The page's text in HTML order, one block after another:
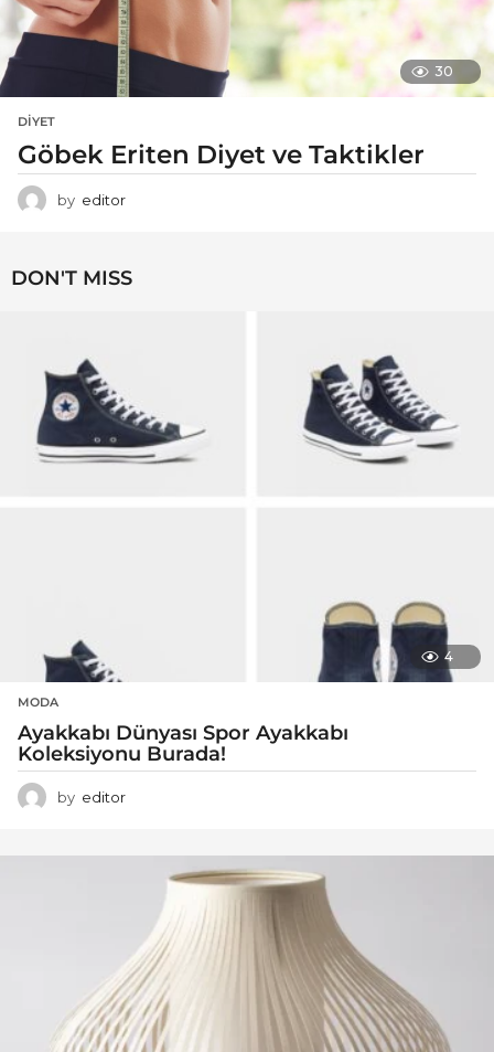
30
DIYET
Göbek Eriten Diyet ve Taktikler
by editor
DON'T MISS
4
MODA
Ayakkabı Dünyası Spor Ayakkabı
Koleksiyonu Burada!
by editor